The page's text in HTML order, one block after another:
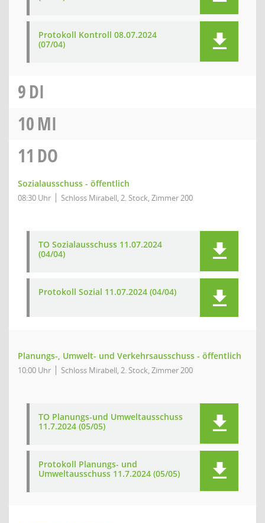
Protokoll Kontroll 08.07.2024
(07/04)
9DI
10MI
11 DO
Sozialausschuss - öffentlich
08:30 Uhr Schloss Mirabell, 2. Stock, Zimmer 200
TO Sozialausschuss 11.07.2024
(04/04)
Protokoll Sozial 11.07.2024 (04/04)
Planungs-, Umwelt- und Verkehrsausschuss - öffentlich
10:00 Uhr Schloss Mirabell, 2. Stock, Zimmer 200
TO Planungs-und Umweltausschuss
11.7.2024 (05/05)
Protokoll Planungs- und
Umweltausschuss 11.7.2024 (05/05)